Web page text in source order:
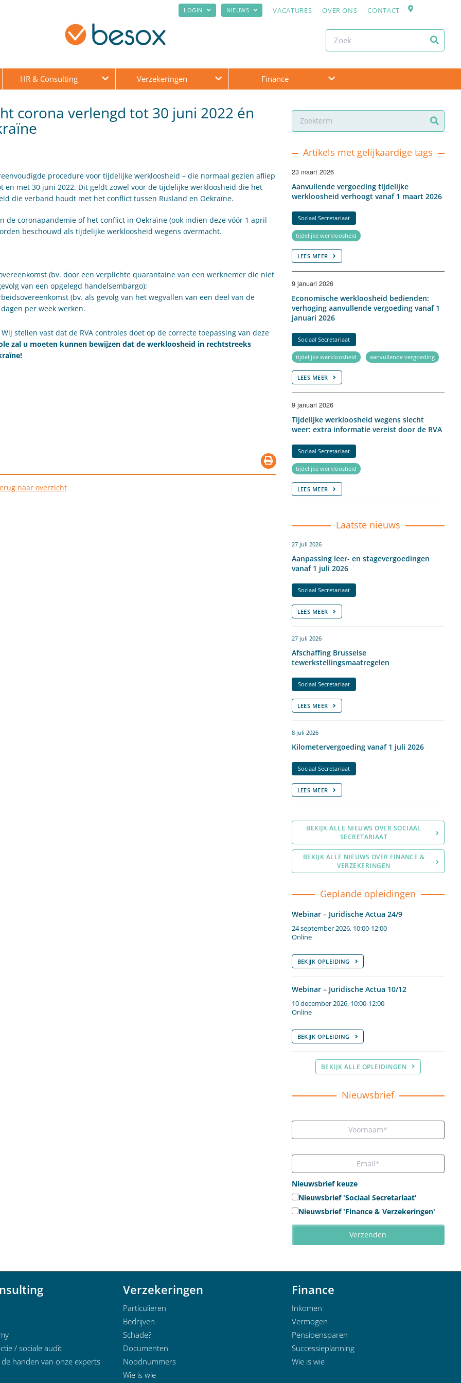
LOGIN NIEUWS VACATURES OVER ONS CONTACT
HR & Consulting Verzekeringen Finance
corona verlengd tot 30 juni 2022 én
procedure voor tijdelijke werkloosheid – die normaal gezien afliep
met 30 juni 2022. Dit geldt zowel voor de tijdelijke werkloosheid die het
die verband houdt met het conflict tussen Rusland en Oekraïne.
coronapandemie of het conflict in Oekraïne (ook indien deze vóór 1 april
beschouwd als tijdelijke werkloosheid wegens overmacht.
(bv. door een verplichte quarantaine van een werknemer die niet
van een opgelegd handelsembargo);
(bv. als gevolg van het wegvallen van een deel van de
per week werken.
stellen vast dat de RVA controles doet op de correcte toepassing van deze
zal u moeten kunnen bewijzen dat de werkloosheid in rechtstreeks
naar overzicht
Artikels met gelijkaardige tags
23 maart 2026
Aanvullende vergoeding tijdelijke
werkloosheid verhoogt vanaf 1 maart 2026
Sociaal Secretariaat
tijdelijke werkloosheid
LEES MEER
9 januari 2026
Economische werkloosheid bedienden:
verhoging aanvullende vergoeding vanaf 1
januari 2026
Sociaal Secretariaat
tijdelijke werkloosheid aanvullende vergoeding
LEES MEER
9 januari 2026
Tijdelijke werkloosheid wegens slecht
weer: extra informatie vereist door de RVA
Sociaal Secretariaat
tijdelijke werkloosheid
LEES MEER
Laatste nieuws
27 juli 2026
Aanpassing leer- en stagevergoedingen
vanaf 1 juli 2026
Sociaal Secretariaat
LEES MEER
27 juli 2026
Afschaffing Brusselse
tewerkstellingsmaatregelen
Sociaal Secretariaat
LEES MEER
8 juli 2026
Kilometervergoeding vanaf 1 juli 2026
Sociaal Secretariaat
LEES MEER
BEKIJK ALLE NIEUWS OVER SOCIAAL
SECRETARIAAT
BEKIJK ALLE NIEUWS OVER FINANCE &
VERZEKERINGEN
Geplande opleidingen
Webinar – Juridische Actua 24/9
24 september 2026, 10:00-12:00
Online
BEKIJK OPLEIDING
Webinar – Juridische Actua 10/12
10 december 2026, 10:00-12:00
Online
BEKIJK OPLEIDING
BEKIJK ALLE OPLEIDINGEN
Nieuwsbrief
Nieuwsbrief keuze
Nieuwsbrief 'Sociaal Secretariaat'
Nieuwsbrief 'Finance & Verzekeringen'
/ sociale audit
handen van onze experts
Verzekeringen
Particulieren
Bedrijven
Schade?
Documenten
Noodnummers
Wie is wie
Finance
Inkomen
Vermogen
Pensioensparen
Successieplanning
Wie is wie